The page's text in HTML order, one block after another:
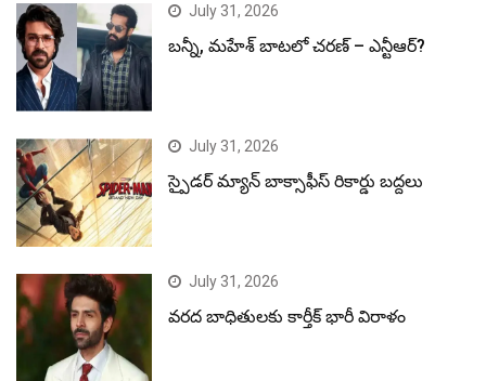
July 31, 2026
బన్నీ, మహేశ్ బాటలో చరణ్ – ఎన్టీఆర్?
July 31, 2026
స్పైడర్ మ్యాన్ బాక్సాఫీస్ రికార్డు బద్దలు
July 31, 2026
వరద బాధితులకు కార్తీక్ భారీ విరాళం